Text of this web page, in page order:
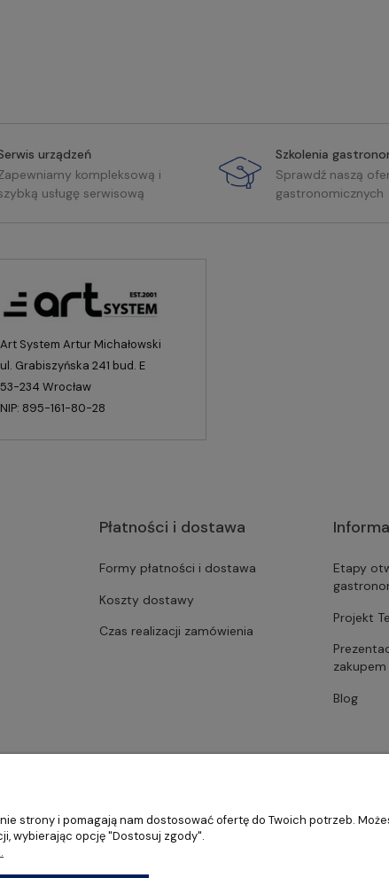
urządzeń
kompleksową i
usługę serwisową
Szkolenia
Sprawdź naszą
gastronomicznych
Art System Artur Michałowski
ul. Grabiszyńska 241 bud. E
53-234 Wrocław
NIP: 895-161-80-28
Płatności i dostawa
Formy płatności i dostawa
Koszty dostawy
Czas realizacji zamówienia
Etapy
Projekt
zakupem
Blog
restauracji oraz barów
strony i pomagają nam dostosować ofertę do Twoich potrzeb.
wybierając opcję "Dostosuj zgody".